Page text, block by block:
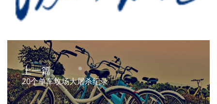
上一篇
20个单车坟场大屠杀纪录